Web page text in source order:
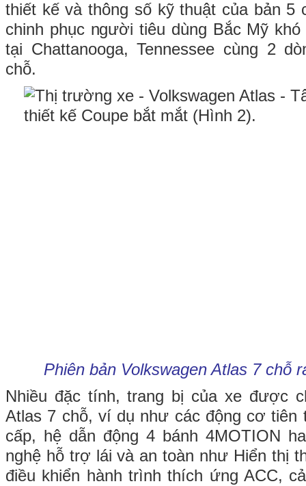
thiết kế và thông số kỹ thuật của bản 5
chinh phục người tiêu dùng Bắc Mỹ
tại Chattanooga, Tennessee cùng 2
chỗ.
Phiên bản Volkswagen Atlas 7 chỗ
Nhiều đặc tính, trang bị của xe được
Atlas 7 chỗ, ví dụ như các động cơ tiên
cấp, hệ dẫn động 4 bánh 4MOTION
nghệ hỗ trợ lái và an toàn như Hiển thị
điều khiển hành trình thích ứng ACC,